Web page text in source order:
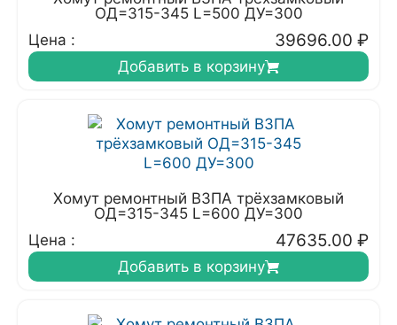
ОД=315-345 L=500 ДУ=300
Цена :
39696.00 ₽
Добавить в корзину
Хомут ремонтный ВЗПА трёхзамковый
ОД=315-345 L=600 ДУ=300
Цена :
47635.00 ₽
Добавить в корзину